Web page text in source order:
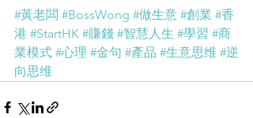
#黃老闆 #BossWong #做生意 #創業 #香
港 #StartHK #賺錢 #智慧人生 #學習 #商
業模式 #心理 #金句 #產品 #生意思维 #逆
向思维